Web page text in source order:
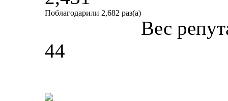
Поблагодарили 2,682 раз(а)
Вес
44